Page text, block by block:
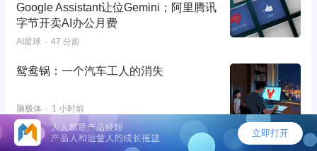
Google Assistant让位Gemini；阿里腾讯
字节开卖AI办公月费
AI星球 47 分前
鸳鸯锅：一个汽车工人的消失
脑极体 1 小时前
WorkBuddy能否一直赢？